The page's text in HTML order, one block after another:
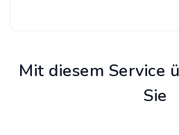
Mit diesem Service
Sie